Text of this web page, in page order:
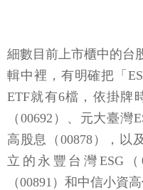
細數目前上市櫃中的台
輯中裡，有明確把「
ETF就有6檔，依掛牌
（00692）、元大臺灣
高股息（00878），以
立的永豐台灣ESG
（00891）和中信小資